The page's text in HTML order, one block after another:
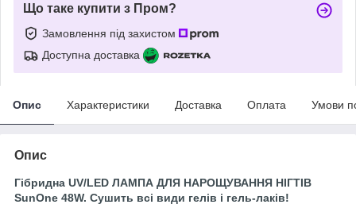
Що таке купити з Пром?
Замовлення під захистом
Доступна доставка
Опис Характеристики Доставка Оплата Умови
Опис
Гібридна UV/LED ЛАМПА ДЛЯ НАРОЩУВАННЯ НІГТІВ
SunOne 48W. Сушить всі види гелів і гель-лаків!